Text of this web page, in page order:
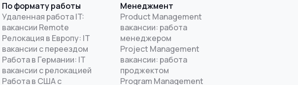
По формату работы
Удаленная работа IT:
вакансии Remote
Релокация в Европу: IT
вакансии с переездом
Работа в Германии: IT
вакансии с релокацией
Работа в США с
Менеджмент
Product Management
вакансии: работа
менеджером
Project Management
вакансии: работа
проджектом
Program Management